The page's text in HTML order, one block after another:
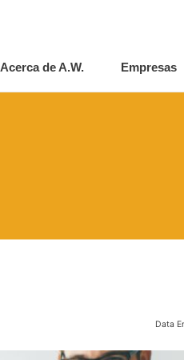
Acerca de A.W. Empresas
Data